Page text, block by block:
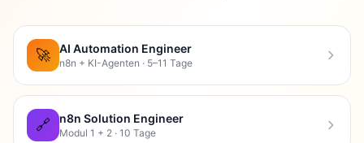
🚀 AI Automation Engineer
n8n + KI-Agenten · 5–11 Tage
🔗 n8n Solution Engineer
Modul 1 + 2 · 10 Tage